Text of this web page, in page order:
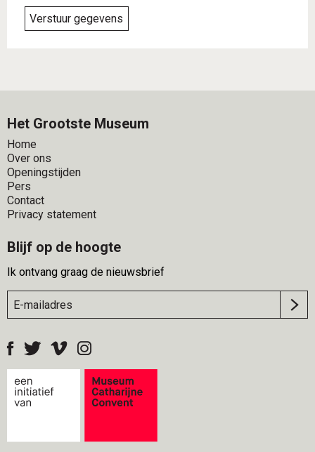
Verstuur gegevens
Het Grootste Museum
Home
Over ons
Openingstijden
Pers
Contact
Privacy statement
Blijf op de hoogte
Ik ontvang graag de nieuwsbrief